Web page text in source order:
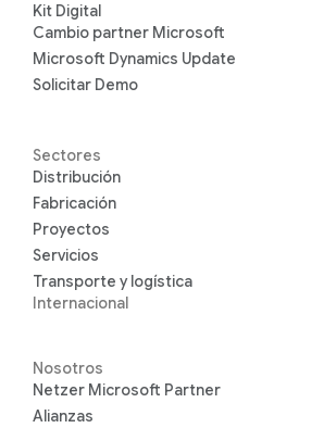
Kit Digital
Cambio partner Microsoft
Microsoft Dynamics Update
Solicitar Demo
Sectores
Distribución
Fabricación
Proyectos
Servicios
Transporte y logística
Internacional
Nosotros
Netzer Microsoft Partner
Alianzas